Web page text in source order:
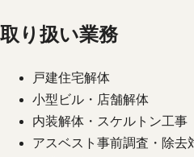
取り扱い業務
戸建住宅解体
小型ビル・店舗解体
内装解体・スケルトン工事
アスベスト事前調査・除去